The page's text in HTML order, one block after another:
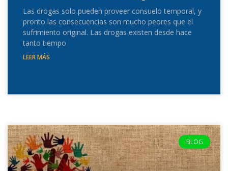
Las drogas solo pueden proveer consuelo temporal, y
pronto las consecuencias son mucho peores que el
sufrimiento original. Las drogas existen desde hace
tanto tiempo
LEER MÁS
BLOG